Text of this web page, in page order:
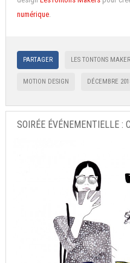
numérique
PARTAGER LES TONTONS
MOTION DESIGN DÉCEMBRE
SOIRÉE ÉVÉNEMENTIELLE :